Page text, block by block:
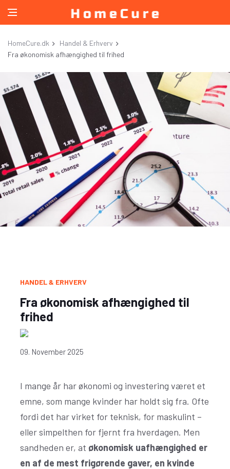
HomeCure.dk
Handel & Erhverv
Fra økonomisk afhængighed til frihed
HANDEL & ERHVERV
Fra økonomisk afhængighed til
frihed
09. November 2025
I mange år har økonomi og investering været et
emne, som mange kvinder har holdt sig fra. Ofte
fordi det har virket for teknisk, for maskulint –
eller simpelthen for fjernt fra hverdagen. Men
sandheden er, at økonomisk uafhængighed er
en af de mest frigørende gaver, en kvinde